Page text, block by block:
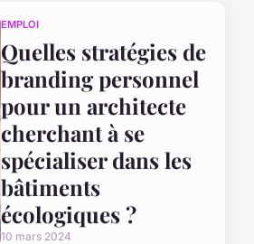
EMPLOI
Quelles stratégies de
branding personnel
pour un architecte
cherchant à se
spécialiser dans les
bâtiments
écologiques ?
10 mars 2024